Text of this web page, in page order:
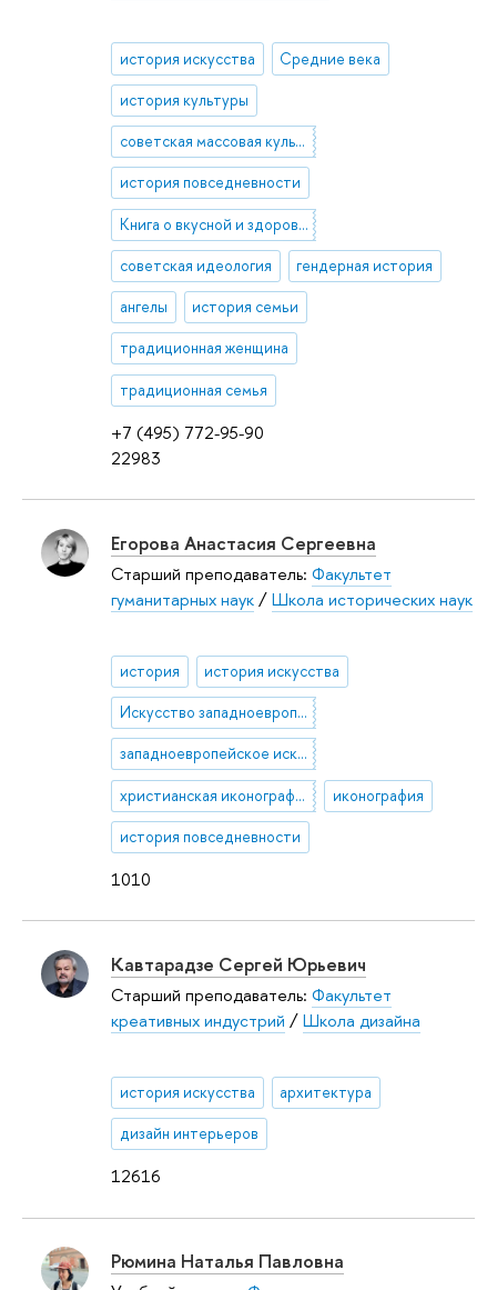
+7 (495) 772-95-90
22983
история искусства Средние века
история культуры
советская массовая культура
история повседневности
Книга о вкусной и здоровой пище, советская идеология, "социалистическое изобилие", кулинарная утопия
советская идеология гендерная история
ангелы история семьи
традиционная женщина
традиционная семья
1010
Егорова Анастасия Сергеевна
Старший преподаватель: Факультет
гуманитарных наук/Школа исторических наук
история история искусства
Искусство западноевропейского Средневековья
западноевропейское искусство XVII-XVIII веков
христианская иконография иконография
история повседневности
12616
Кавтарадзе Сергей Юрьевич
Старший преподаватель: Факультет
креативных индустрий /Школа дизайна
история искусства архитектура
дизайн интерьеров
Рюмина Наталья Павловна